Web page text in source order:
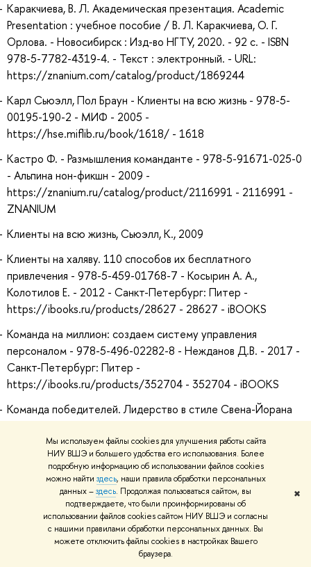
Мы используем файлы cookies для улучшения работы сайта
НИУ ВШЭ и большего удобства его использования. Более
подробную информацию об использовании файлов cookies
можно найти здесь, наши правила обработки персональных
данных –здесь. Продолжая пользоваться сайтом, вы
подтверждаете, что были проинформированы об
использовании файлов cookies сайтом НИУ ВШЭ и согласны
с нашими правилами обработки персональных данных. Вы
можете отключить файлы cookies в настройках Вашего
браузера.
✖
Каракчиева, В. Л. Академическая презентация. Academic
Presentation : учебное пособие / В. Л. Каракчиева, О. Г.
Орлова. - Новосибирск : Изд-во НГТУ, 2020. - 92 с. - ISBN
978-5-7782-4319-4. - Текст : электронный. - URL:
https://znanium.com/catalog/product/1869244
Карл Сьюэлл, Пол Браун - Клиенты на всю жизнь - 978-5-
00195-190-2 - МИФ - 2005 -
https://hse.miflib.ru/book/1618/ - 1618
Кастро Ф. - Размышления команданте - 978-5-91671-025-0
- Альпина нон-фикшн - 2009 -
https://znanium.ru/catalog/product/2116991 - 2116991 -
ZNANIUM
Клиенты на всю жизнь, Сьюэлл, К., 2009
Клиенты на халяву. 110 способов их бесплатного
привлечения - 978-5-459-01768-7 - Косырин А. А.,
Колотилов Е. - 2012 - Санкт-Петербург: Питер -
https://ibooks.ru/products/28627 - 28627 - iBOOKS
Команда на миллион: создаем систему управления
персоналом - 978-5-496-02282-8 - Нежданов Д.В. - 2017 -
Санкт-Петербург: Питер -
https://ibooks.ru/products/352704 - 352704 - iBOOKS
Команда победителей. Лидерство в стиле Свена-Йорана
Эрикссона, Биркиншоу Дж., Крейнер С., 2005
Коммерческое ценообразование : Учебник, Липсиц И.В.,
Коммерческое ценообразование, Сарафанова, Е. В., 2004
Коммерческое ценообразование, учебник, Высш. шк. экон.
(гос. ун-т), М-во экон. РФ, М-во общ. и проф. образов. РФ,
368 с., Липсиц, И. В., 1999